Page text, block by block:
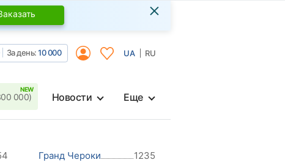
×
За день:10 000 UA RU
000) Новости Еще
Гранд Чероки
1235